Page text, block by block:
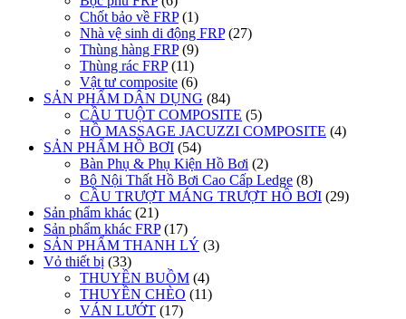
Chốt bảo về FRP (1)
Nhà vệ sinh di động FRP (27)
Thùng hàng FRP (9)
Thùng rác FRP (11)
Vật tư composite (6)
SẢN PHẨM DÂN DỤNG (84)
CẦU TUỘT COMPOSITE (5)
HỒ MASSAGE JACUZZI COMPOSITE (4)
SẢN PHẨM HỒ BƠI (54)
Bàn Phụ & Phụ Kiện Hồ Bơi (2)
Bộ Nội Thất Hồ Bơi Cao Cấp Ledge (8)
CẦU TRƯỢT MÁNG TRƯỢT HỒ BƠI (29)
Sản phẩm khác (21)
Sản phẩm khác FRP (17)
SẢN PHẨM THANH LÝ (3)
Vỏ thiết bị (33)
THUYỀN BUỒM (4)
THUYỀN CHÈO (11)
VÁN LƯỚT (17)